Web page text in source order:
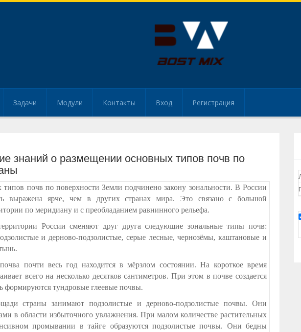
Задачи Модули Контакты Вход Регистрация
знаний о размещении основных типов почв по
почв по поверхности Земли подчинено закону зональности. В России
выражена ярче, чем в других странах мира. Это связано с большой
по меридиану и с преобладанием равнинного рельефа.
России сменяют друг друга следующие зональные типы почв:
и дерново-подзолистые, серые лесные, чернозёмы, каштановые и
почти весь год находится в мёрзлом состоянии. На короткое время
всего на несколько десятков сантиметров. При этом в почве создается
формируются тундровые глеевые почвы.
страны занимают подзолистые и дерново-подзолистые почвы. Они
в области избыточного увлажнения. При малом количестве растительных
промывании в тайге образуются подзолистые почвы. Они бедны